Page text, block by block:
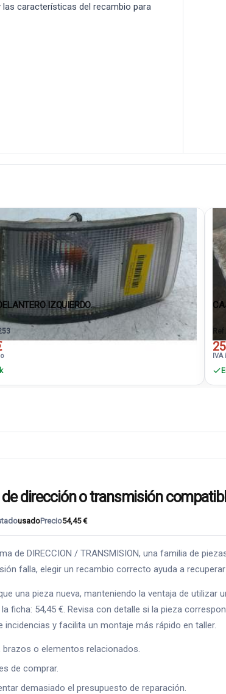
las características del recambio para
IZQUIERDO...
de dirección o transmisión
usadoPrecio54,45 €
de DIRECCION / TRANSMISION, una familia de
falla, elegir un recambio correcto ayuda a
una pieza nueva, manteniendo la ventaja de utilizar
ficha: 54,45 €. Revisa con detalle si la pieza
y facilita un montaje más rápido en taller.
o elementos relacionados.
de comprar.
demasiado el presupuesto de reparación.